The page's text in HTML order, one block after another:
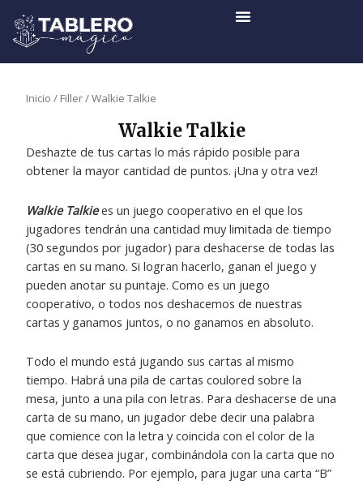
contenido
Inicio / Filler/ Walkie Talkie
Walkie Talkie
Deshazte de tus cartas lo más rápido posible para
obtener la mayor cantidad de puntos. ¡Una y otra vez!
Walkie Talkiees un juego cooperativo en el que los
jugadores tendrán una cantidad muy limitada de tiempo
(30 segundos por jugador) para deshacerse de todas las
cartas en su mano. Si logran hacerlo, ganan el juego y
pueden anotar su puntaje. Como es un juego
cooperativo, o todos nos deshacemos de nuestras
cartas y ganamos juntos, o no ganamos en absoluto.
Todo el mundo está jugando sus cartas al mismo
tiempo. Habrá una pila de cartas coulored sobre la
mesa, junto a una pila con letras. Para deshacerse de una
carta de su mano, un jugador debe decir una palabra
que comience con la letra y coincida con el color de la
carta que desea jugar, combinándola con la carta que no
se está cubriendo. Por ejemplo, para jugar una carta “B”